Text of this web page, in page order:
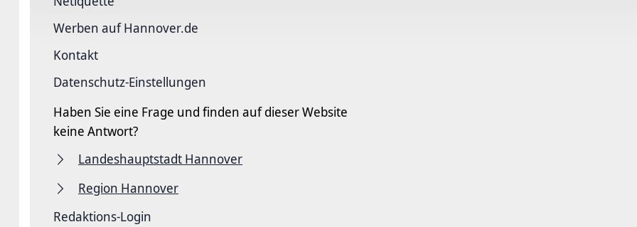
Werben auf Hannover.de
Kontakt
Datenschutz-Einstellungen
Haben Sie eine Frage und finden auf dieser Website
keine Antwort?
Landeshauptstadt Hannover
Region Hannover
Redaktions-Login